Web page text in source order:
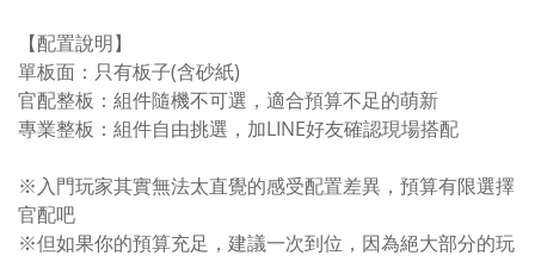
【配置說明】
單板面：只有板子(含砂紙)
官配整板：組件隨機不可選，適合預算不足的萌新
專業整板：組件自由挑選，加LINE好友確認現場搭配
※入門玩家其實無法太直覺的感受配置差異，預算有限選擇
官配吧
※但如果你的預算充足，建議一次到位，因為絕大部分的玩